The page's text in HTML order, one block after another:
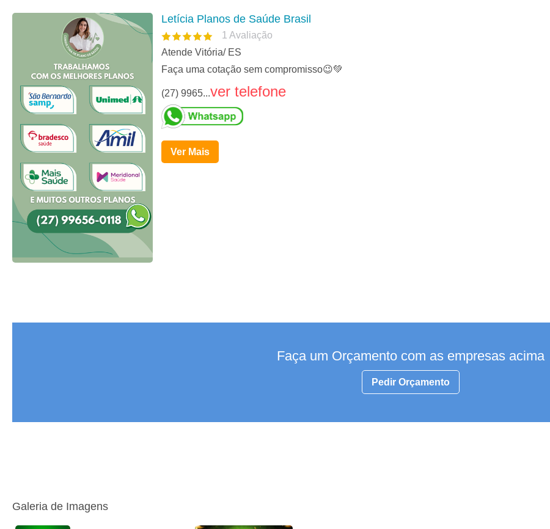
Letícia Planos de Saúde Brasil
1 Avaliação
Atende Vitória/ ES
Faça uma cotação sem compromisso😉💚
(27) 9965...ver telefone
Ver Mais
Faça um Orçamento com as empresas acima
Pedir Orçamento
Galeria de Imagens